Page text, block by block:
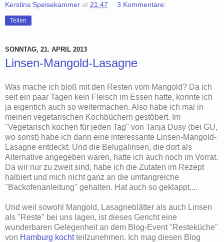
Kerstins Speisekammer at 21:47 3 Kommentare:
Teilen
SONNTAG, 21. APRIL 2013
Linsen-Mangold-Lasagne
Was mache ich bloß mit den Resten vom Mangold? Da ich
seit ein paar Tagen kein Fleisch im Essen hatte, konnte ich
ja eigentich auch so weitermachen. Also habe ich mal in
meinen vegetarischen Kochbüchern gestöbert. Im
"Vegetarisch kochen für jeden Tag" von Tanja Dusy (bei GU,
wo sonst) habe ich dann eine interessante Linsen-Mangold-
Lasagne entdeckt. Und die Belugalinsen, die dort als
Alternative angegeben waren, hatte ich auch noch im Vorrat.
Da wir nur zu zweit sind, habe ich die Zutaten im Rezept
halbiert und mich nicht ganz an die umfangreiche
"Backofenanleitung" gehalten. Hat auch so geklappt....
Und weil sowohl Mangold, Lasagneblätter als auch Linsen
als "Reste" bei uns lagen, ist dieses Gericht eine
wunderbaren Gelegenheit an dem Blog-Event "Resteküche"
von Hamburg kochtteilzunehmen. Ich mag diesen Blog